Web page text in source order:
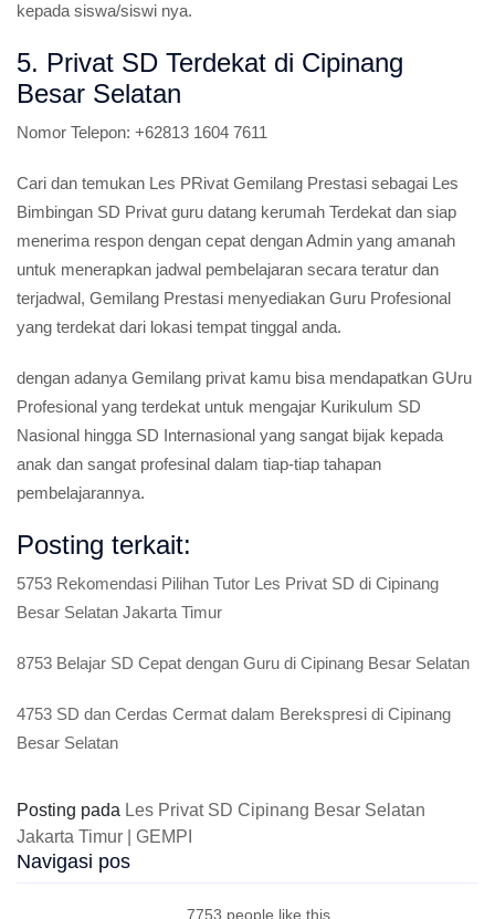
kepada siswa/siswi nya.
5. Privat SD Terdekat di Cipinang
Besar Selatan
Nomor Telepon: +62813 1604 7611
Cari dan temukan Les PRivat Gemilang Prestasi sebagai Les
Bimbingan SD Privat guru datang kerumah Terdekat dan siap
menerima respon dengan cepat dengan Admin yang amanah
untuk menerapkan jadwal pembelajaran secara teratur dan
terjadwal, Gemilang Prestasi menyediakan Guru Profesional
yang terdekat dari lokasi tempat tinggal anda.
dengan adanya Gemilang privat kamu bisa mendapatkan GUru
Profesional yang terdekat untuk mengajar Kurikulum SD
Nasional hingga SD Internasional yang sangat bijak kepada
anak dan sangat profesinal dalam tiap-tiap tahapan
pembelajarannya.
Posting terkait:
5753 Rekomendasi Pilihan Tutor Les Privat SD di Cipinang
Besar Selatan Jakarta Timur
8753 Belajar SD Cepat dengan Guru di Cipinang Besar Selatan
4753 SD dan Cerdas Cermat dalam Berekspresi di Cipinang
Besar Selatan
Posting pada Les Privat SD Cipinang Besar Selatan
Jakarta Timur | GEMPI
Navigasi pos
7753 people like this